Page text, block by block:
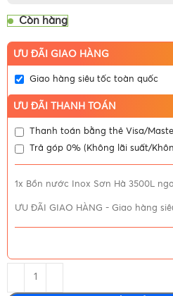
Còn hàng
ƯU ĐÃI GIAO HÀNG
Giao hàng siêu tốc toàn quốc
ƯU ĐÃI THANH TOÁN
Thanh toán bằng thẻ Visa/
Trả góp 0% (Không lãi suất/
1x Bồn nước Inox Sơn Hà 3500L
ƯU ĐÃI GIAO HÀNG -Giao hàng